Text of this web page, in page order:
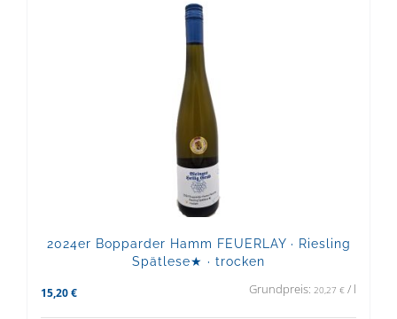
2024er Bopparder Hamm FEUERLAY · Riesling
Spätlese★ · trocken
15,20 € Grundpreis: 20,27 € / l